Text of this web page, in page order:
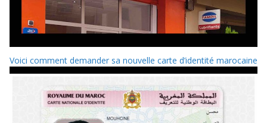
Voici comment demander sa nouvelle carte d’identité marocaine